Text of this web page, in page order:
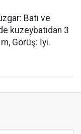
Batı ve
kuzeybatıdan 3
Görüş: İyi.